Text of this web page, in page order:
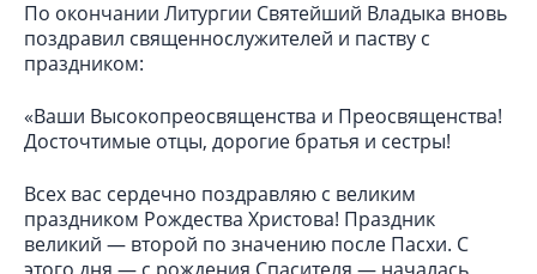
По окончании Литургии Святейший Владыка вновь
поздравил священнослужителей и паству с
праздником:
«Ваши Высокопреосвященства и Преосвященства!
Досточтимые отцы, дорогие братья и сестры!
Всех вас сердечно поздравляю с великим
праздником Рождества Христова! Праздник
великий — второй по значению после Пасхи. С